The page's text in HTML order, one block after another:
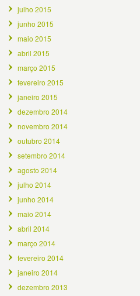
julho 2015
junho 2015
maio 2015
abril 2015
março 2015
fevereiro 2015
janeiro 2015
dezembro 2014
novembro 2014
outubro 2014
setembro 2014
agosto 2014
julho 2014
junho 2014
maio 2014
abril 2014
março 2014
fevereiro 2014
janeiro 2014
dezembro 2013